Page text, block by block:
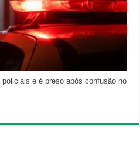
e é preso após confusão no